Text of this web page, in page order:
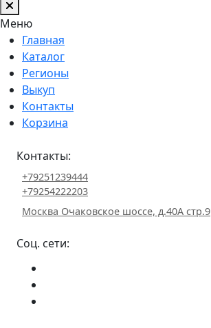
Меню
Главная
Каталог
Регионы
Выкуп
Контакты
Корзина
Контакты:
+79251239444
+79254222203
Москва Очаковское шоссе, д.40А стр.9
Соц. сети: